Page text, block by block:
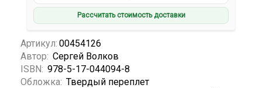
Рассчитать стоимость доставки
Артикул: 00454126
Автор: Сергей Волков
ISBN: 978-5-17-044094-8
Обложка: Твердый переплет